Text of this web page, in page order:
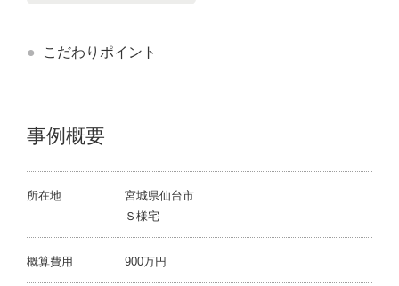
こだわりポイント
事例概要
所在地
宮城県仙台市
Ｓ様宅
概算費用 900万円